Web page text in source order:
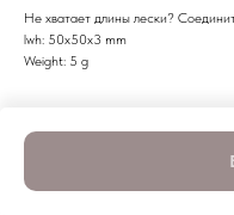
Не хватает длины лески?
lwh: 50x50x3 mm
Weight: 5 g